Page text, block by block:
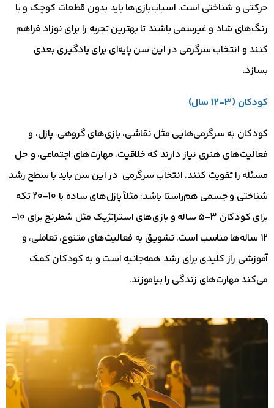
حرکتی و شناختی است. اسباب‌بازی‌ها باید بدون قطعات کوچک و با
رنگ‌های شاد و غیرسمی باشند تا بهترین تجربه را برای نوزاد فراهم
کنند و انتخاب سرگرمی در این سن پایه‌ای برای یادگیری بعدی
بسازد.
کودکان (3-12 سال)
کودکان به سرگرمی‌هایی مثل نقاشی، بازی‌های گروهی، پازل، و
فعالیت‌های هنری نیاز دارند که خلاقیت، مهارت‌های اجتماعی، و حل
مسئله را تقویت کنند. انتخاب سرگرمی در این سن باید با سطح رشد
شناختی و جسمی هم‌راستا باشد؛ مثلاً پازل‌های ساده با 10-20 تکه
برای کودکان 3-5 ساله و بازی‌های استراتژیک مثل شطرنج برای 10-
12 ساله‌ها مناسب است. تشویق به فعالیت‌های متنوع، تعاملی، و
آموزشی راز کلیدی برای رشد همه‌جانبه است و به کودکان کمک
می‌کند مهارت‌های زندگی را بیاموزند.